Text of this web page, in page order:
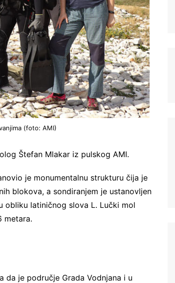
(foto: AMI)
Štefan Mlakar iz pulskog AMI.
je monumentalnu strukturu čija je
blokova, a sondiranjem je ustanovljen
obliku latiničnog slova L. Lučki mol
metara.
da je područje Grada Vodnjana i u
Registrujte se na Sve o
arheologiji
u toku!Prijavite se na našu
saznajte najnovije vesti iz sveta
arheologije